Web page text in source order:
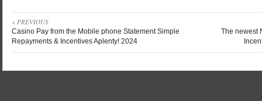
« PREVIOUS
Casino Pay from the Mobile phone Statement Simple
Repayments & Incentives Aplenty! 2024
The newest